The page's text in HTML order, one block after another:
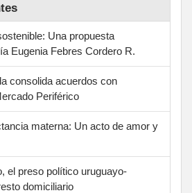
Una propuesta
Eugenia Febres Cordero R.
consolida acuerdos con
Periférico
materna: Un acto de amor y
el preso político uruguayo-
domiciliario